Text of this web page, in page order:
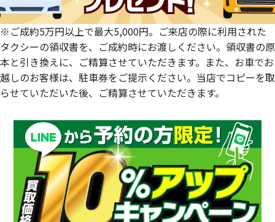
※ご成約5万円以上で最大5,000円。ご来店の際に利用された
タクシーの領収書を、ご成約時にお渡しください。領収書の原
本と引き換えに、ご精算させていただきます。また、お車でお
越しのお客様は、駐車券をご提示ください。当店でコピーを取
らせていただいた後、ご精算させていただきます。